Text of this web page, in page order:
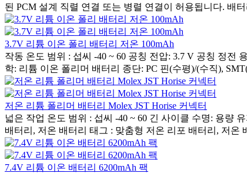
된 PCM 설계 직렬 연결 또는 병렬 연결이 허용됩니다. 배
3.7V 리튬 이온 폴리 배터리 저온 100mAh
작동 온도 범위 : 섭씨 -40 ~ 60 공칭 전압: 3.7 V 공칭 정전
학: 리튬 이온 폴리머 배터리 종단: PC 핀(수평)/(수직),
저온 리튬 폴리머 배터리 Molex JST Horise 커넥터
넓은 작업 온도 범위 : 섭씨 -40 ~ 60 긴 사이클 수명: 용량
배터리, 저온 배터리 태그 : 맞춤형 저온 리포 배터리, 저온
7.4V 리튬 이온 배터리 6200mAh 팩